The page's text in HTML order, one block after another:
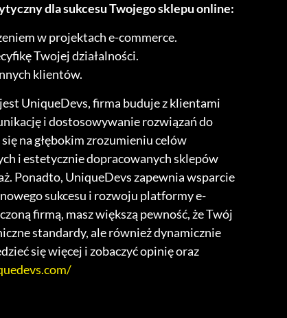
dla sukcesu Twojego sklepu online:
w projektach e-commerce.
Twojej działalności.
klientów.
UniqueDevs, firma buduje z klientami
i dostosowywanie rozwiązań do
na głębokim zrozumieniu celów
i estetycznie dopracowanych sklepów
Ponadto, UniqueDevs zapewnia wsparcie
sukcesu i rozwoju platformy e-
firmą, masz większą pewność, że Twój
standardy, ale również dynamicznie
się więcej i zobaczyć opinię oraz